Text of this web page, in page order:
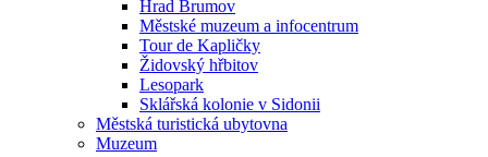
Hrad Brumov
Městské muzeum a infocentrum
Tour de Kapličky
Židovský hřbitov
Lesopark
Sklářská kolonie v Sidonii
Městská turistická ubytovna
Muzeum